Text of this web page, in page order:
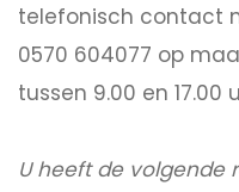
telefonisch contact
0570 604077 op
tussen 9.00 en 17.00
U heeft de volgende